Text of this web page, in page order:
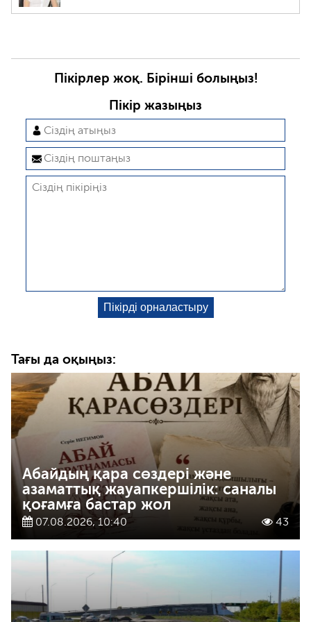
Пікірлер жоқ. Бірінші болыңыз!
Пікір жазыңыз
Тағы да оқыңыз:
Абайдың қара сөздері және
азаматтық жауапкершілік: саналы
қоғамға бастар жол
07.08.2026, 10:40 43